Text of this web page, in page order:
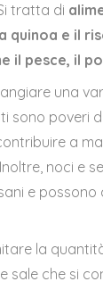
tratta di
quinoa e il
il pesce, il
una
sono poveri
a
noci e
e possono
la
sale che si